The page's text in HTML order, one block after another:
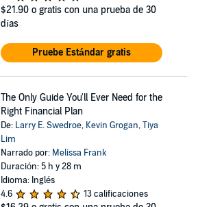
$21.90 o gratis con una prueba de 30
días
Pruebe Estándar gratis
The Only Guide You'll Ever Need for the
Right Financial Plan
De: Larry E. Swedroe, Kevin Grogan,Tiya
Lim
Narrado por: Melissa Frank
Duración: 5 h y 28 m
Idioma: Inglés
4.6
13 calificaciones